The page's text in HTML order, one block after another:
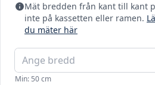
Mät bredden från kant till kant
inte på kassetten eller ramen.
du mäter här
Min: 50 cm